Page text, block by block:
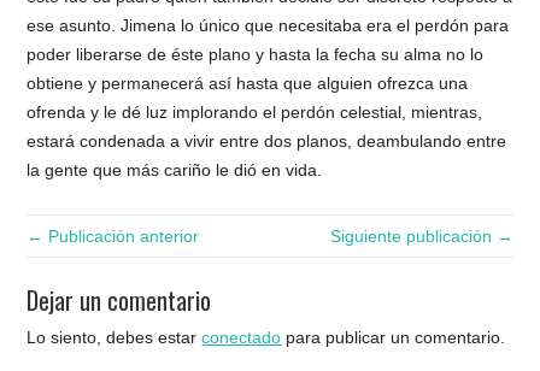
ese asunto. Jimena lo único que necesitaba era el perdón para
poder liberarse de éste plano y hasta la fecha su alma no lo
obtiene y permanecerá así hasta que alguien ofrezca una
ofrenda y le dé luz implorando el perdón celestial, mientras,
estará condenada a vivir entre dos planos, deambulando entre
la gente que más cariño le dió en vida.
← Publicación anterior Siguiente publicación →
Dejar un comentario
Lo siento, debes estarconectado para publicar un comentario.